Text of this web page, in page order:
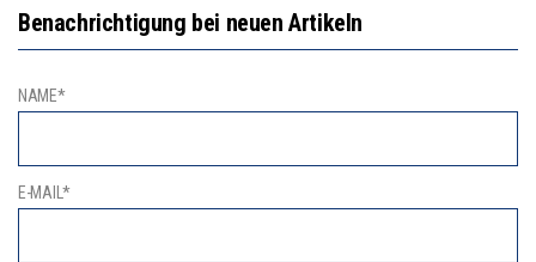
Benachrichtigung bei neuen Artikeln
NAME*
E-MAIL*